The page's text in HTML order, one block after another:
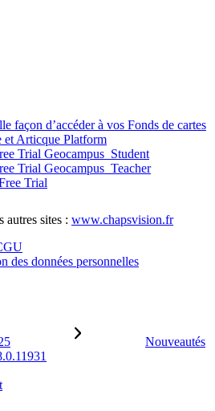
façon d’accéder à vos Fonds de cartes
et Articque Platform
Trial Geocampus_Student
Trial Geocampus_Teacher
Trial
autres sites : www.chapsvision.fr
des données personnelles
Nouveautés